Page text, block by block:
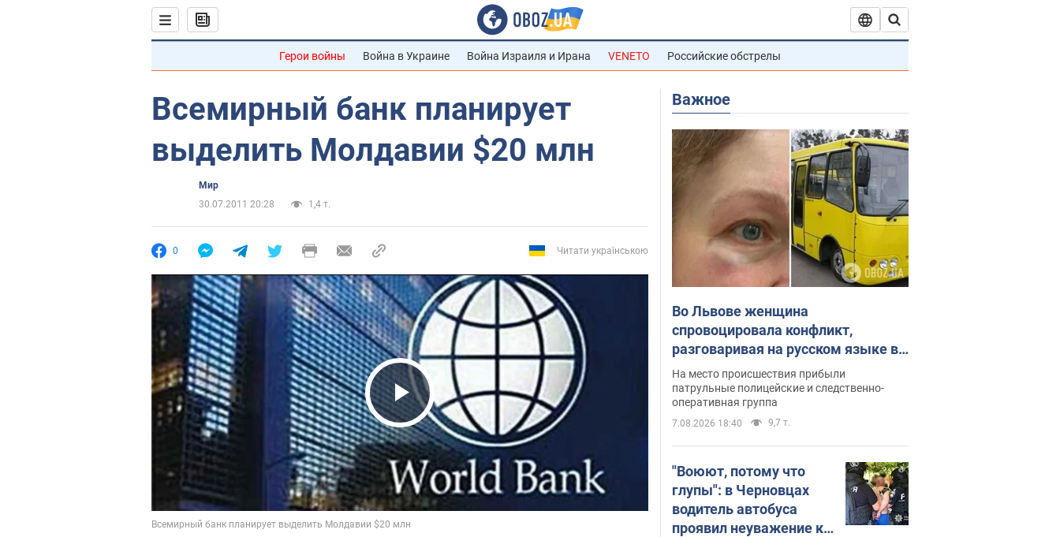
Герои войны Война в Украине Война Израиля и Ирана VENETO Российские обстрелы
Всемирный банк планирует
выделить Молдавии $20 млн
Мир
30.07.2011 20:28
1,4 т.
0 Читати українською
Play Video
Важное
Во Львове женщина
спровоцировала конфликт,
разговаривая на русском языке в
маршрутке: полиция составила
административный протокол.
Видео
На место происшествия прибыли
патрульные полицейские и следственно-
оперативная группа
7.08.2026 18:40 9,7 т.
"Воюют, потому что
глупы": в Черновцах
водитель автобуса
проявил неуважение к